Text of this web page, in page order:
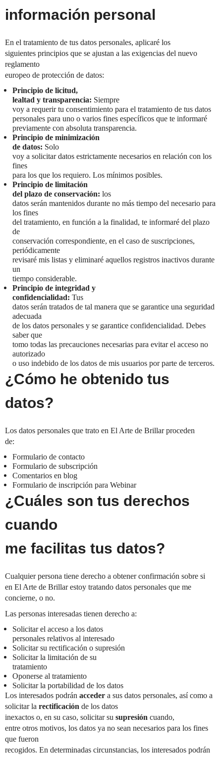
información personal
En el tratamiento de tus datos personales, aplicaré los
siguientes principios que se ajustan a las exigencias del nuevo
reglamento
europeo de protección de datos:
Principio de licitud,
lealtad y transparencia: Siempre
voy a requerir tu consentimiento para el tratamiento de tus datos
personales para uno o varios fines específicos que te informaré
previamente con absoluta transparencia.
Principio de minimización
de datos: Solo
voy a solicitar datos estrictamente necesarios en relación con los
fines
para los que los requiero. Los mínimos posibles.
Principio de limitación
del plazo de conservación: los
datos serán mantenidos durante no más tiempo del necesario para
los fines
del tratamiento, en función a la finalidad, te informaré del plazo
de
conservación correspondiente, en el caso de suscripciones,
periódicamente
revisaré mis listas y eliminaré aquellos registros inactivos durante
un
tiempo considerable.
Principio de integridad y
confidencialidad: Tus
datos serán tratados de tal manera que se garantice una seguridad
adecuada
de los datos personales y se garantice confidencialidad. Debes
saber que
tomo todas las precauciones necesarias para evitar el acceso no
autorizado
o uso indebido de los datos de mis usuarios por parte de terceros.
¿Cómo he obtenido tus
datos?
Los datos personales que trato en El Arte de Brillar proceden
de:
Formulario de contacto
Formulario de subscripción
Comentarios en blog
Formulario de inscripción para Webinar
¿Cuáles son tus derechos
cuando
me facilitas tus datos?
Cualquier persona tiene derecho a obtener confirmación sobre si
en El Arte de Brillar estoy tratando datos personales que me
concierne, o no.
Las personas interesadas tienen derecho a:
Solicitar el acceso a los datos
personales relativos al interesado
Solicitar su rectificación o supresión
Solicitar la limitación de su
tratamiento
Oponerse al tratamiento
Solicitar la portabilidad de los datos
Los interesados podrán acceder a sus datos personales, así como a
solicitar la rectificación de los datos
inexactos o, en su caso, solicitar su supresión cuando,
entre otros motivos, los datos ya no sean necesarios para los fines
que fueron
recogidos. En determinadas circunstancias, los interesados podrán